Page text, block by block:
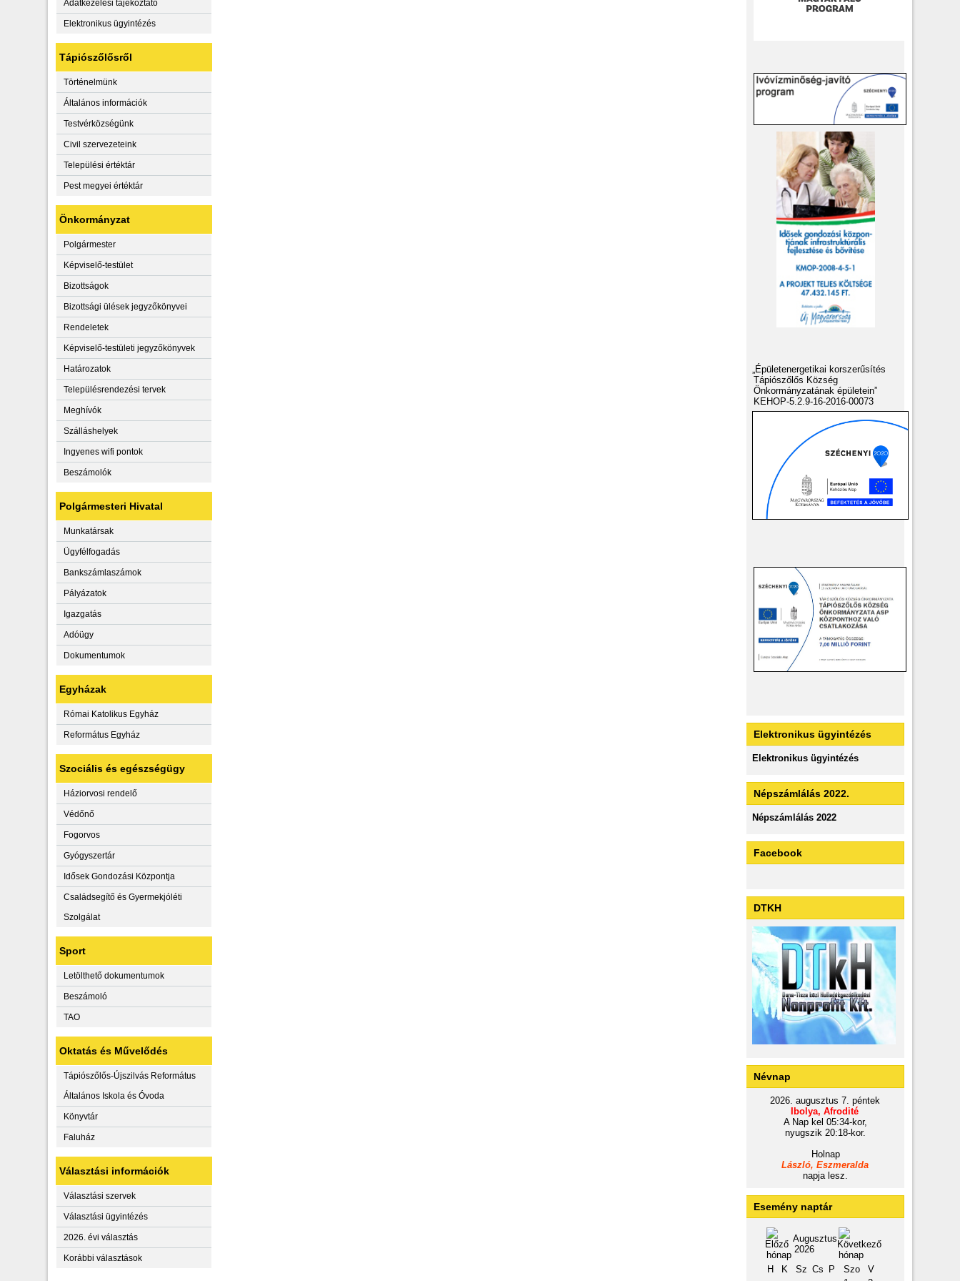
Adatkezelési tájékoztató
Elektronikus ügyintézés
Tápiószőlősről
Történelmünk
Általános információk
Testvérközségünk
Civil szervezeteink
Települési értéktár
Pest megyei értéktár
Önkormányzat
Polgármester
Képviselő-testület
Bizottságok
Bizottsági ülések jegyzőkönyvei
Rendeletek
Képviselő-testületi jegyzőkönyvek
Határozatok
Településrendezési tervek
Meghívók
Szálláshelyek
Ingyenes wifi pontok
Beszámolók
Polgármesteri Hivatal
Munkatársak
Ügyfélfogadás
Bankszámlaszámok
Pályázatok
Igazgatás
Adóügy
Dokumentumok
Egyházak
Római Katolikus Egyház
Református Egyház
Szociális és egészségügy
Háziorvosi rendelő
Védőnő
Fogorvos
Gyógyszertár
Idősek Gondozási Központja
Családsegítő és Gyermekjóléti
Szolgálat
Sport
Letölthető dokumentumok
Beszámoló
TAO
Oktatás és Művelődés
Tápiószőlős-Újszilvás Református
Általános Iskola és Óvoda
Könyvtár
Faluház
Választási információk
Választási szervek
Választási ügyintézés
2026. évi választás
Korábbi választások
„Épületenergetikai korszerűsítés
Tápiószőlős Község
Önkormányzatának épületein”
KEHOP-5.2.9-16-2016-00073
Elektronikus ügyintézés
Elektronikus ügyintézés
Népszámlálás 2022.
Népszámlálás 2022
Facebook
DTKH
Névnap
2026. augusztus 7. péntek
Ibolya, Afrodité
A Nap kel 05:34-kor,
nyugszik 20:18-kor.
Holnap
László, Eszmeralda
napja lesz.
Esemény naptár
Augusztus
2026
H
K Sz Cs P Szo
V